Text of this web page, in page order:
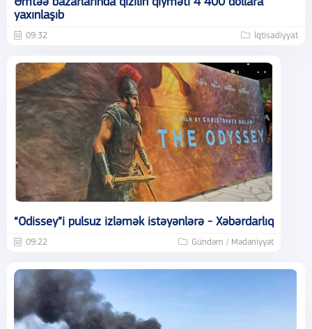
yaxınlaşıb
09:32 İqtisadiyyat
“Odissey”i pulsuz izləmək istəyənlərə - Xəbərdarlıq
09:22 Gündəm / Mədəniyyət